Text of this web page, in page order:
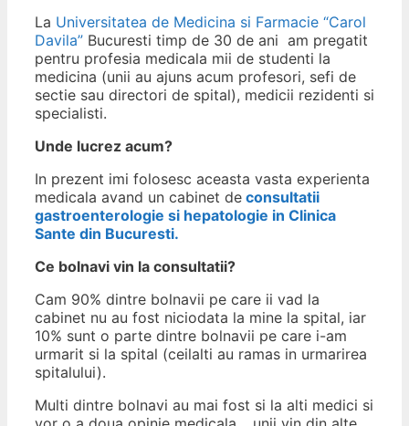
La Universitatea de Medicina si Farmacie “Carol
Davila” Bucuresti timp de 30 de ani am pregatit
pentru profesia medicala mii de studenti la
medicina (unii au ajuns acum profesori, sefi de
sectie sau directori de spital), medicii rezidenti si
specialisti.
Unde lucrez acum?
In prezent imi folosesc aceasta vasta experienta
medicala avand un cabinet de consultatii
gastroenterologie si hepatologie in Clinica
Sante din Bucuresti.
Ce bolnavi vin la consultatii?
Cam 90% dintre bolnavii pe care ii vad la
cabinet nu au fost niciodata la mine la spital, iar
10% sunt o parte dintre bolnavii pe care i-am
urmarit si la spital (ceilalti au ramas in urmarirea
spitalului).
Multi dintre bolnavi au mai fost si la alti medici si